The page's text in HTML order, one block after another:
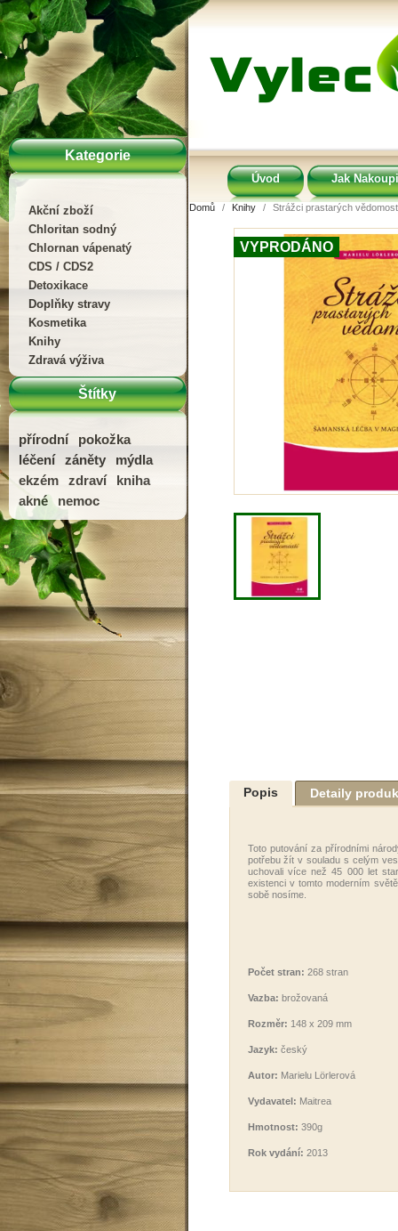
Kategorie
Akční zboží
Chloritan sodný
Chlornan vápenatý
CDS / CDS2
Detoxikace
Doplňky stravy
Kosmetika
Knihy
Zdravá výživa
Štítky
přírodní
pokožka
léčení
záněty
mýdla
ekzém
zdraví
kniha
akné
nemoc
Úvod Jak
Domů Knihy Strážci prastarých
VYPRODÁNO
Popis Detaily
Toto putování za přírodními
potřebu žít v souladu s celým
uchovali více než 45 000 let
existenci v tomto moderním
sobě nosíme.
Počet stran: 268 stran
Vazba: brožovaná
Rozměr: 148 x 209 mm
Jazyk: český
Autor: Marielu Lörlerová
Vydavatel: Maitrea
Hmotnost: 390g
Rok vydání: 2013